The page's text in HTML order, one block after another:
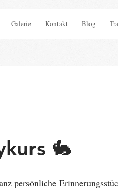
Galerie Kontakt Blog
🐇
persönliche